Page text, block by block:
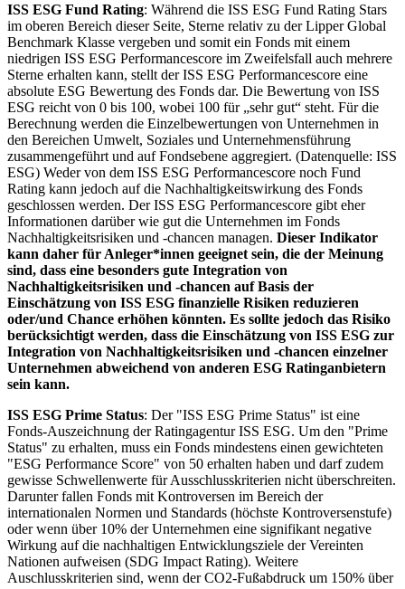
ISS ESG Fund Rating: Während die ISS ESG Fund Rating Stars
im oberen Bereich dieser Seite, Sterne relativ zu der Lipper Global
Benchmark Klasse vergeben und somit ein Fonds mit einem
niedrigen ISS ESG Performancescore im Zweifelsfall auch mehrere
Sterne erhalten kann, stellt der ISS ESG Performancescore eine
absolute ESG Bewertung des Fonds dar. Die Bewertung von ISS
ESG reicht von 0 bis 100, wobei 100 für „sehr gut“ steht. Für die
Berechnung werden die Einzelbewertungen von Unternehmen in
den Bereichen Umwelt, Soziales und Unternehmensführung
zusammengeführt und auf Fondsebene aggregiert. (Datenquelle: ISS
ESG) Weder von dem ISS ESG Performancescore noch Fund
Rating kann jedoch auf die Nachhaltigkeitswirkung des Fonds
geschlossen werden. Der ISS ESG Performancescore gibt eher
Informationen darüber wie gut die Unternehmen im Fonds
Nachhaltigkeitsrisiken und -chancen managen. Dieser Indikator
kann daher für Anleger*innen geeignet sein, die der Meinung
sind, dass eine besonders gute Integration von
Nachhaltigkeitsrisiken und -chancen auf Basis der
Einschätzung von ISS ESG finanzielle Risiken reduzieren
oder/und Chance erhöhen könnten. Es sollte jedoch das Risiko
berücksichtigt werden, dass die Einschätzung von ISS ESG zur
Integration von Nachhaltigkeitsrisiken und -chancen einzelner
Unternehmen abweichend von anderen ESG Ratinganbietern
sein kann.
ISS ESG Prime Status: Der "ISS ESG Prime Status" ist eine
Fonds-Auszeichnung der Ratingagentur ISS ESG. Um den "Prime
Status" zu erhalten, muss ein Fonds mindestens einen gewichteten
"ESG Performance Score" von 50 erhalten haben und darf zudem
gewisse Schwellenwerte für Ausschlusskriterien nicht überschreiten.
Darunter fallen Fonds mit Kontroversen im Bereich der
internationalen Normen und Standards (höchste Kontroversenstufe)
oder wenn über 10% der Unternehmen eine signifikant negative
Wirkung auf die nachhaltigen Entwicklungsziele der Vereinten
Nationen aufweisen (SDG Impact Rating). Weitere
Auschlusskriterien sind, wenn der CO2-Fußabdruck um 150% über